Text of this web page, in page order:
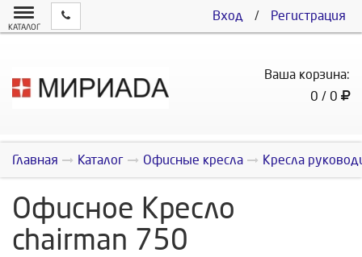
Вход / Регистрация
КАТАЛОГ
Ваша корзина:
0 / 0
Главная Каталог Офисные кресла Кресла
Офисное Кресло
chairman 750